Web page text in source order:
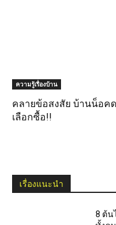
ความรู้เรื่องบ้าน
คลายข้อสงสัย บ้านน็อค
เลือกซื้อ!!
เรื่องแนะนำ
8 ต้น